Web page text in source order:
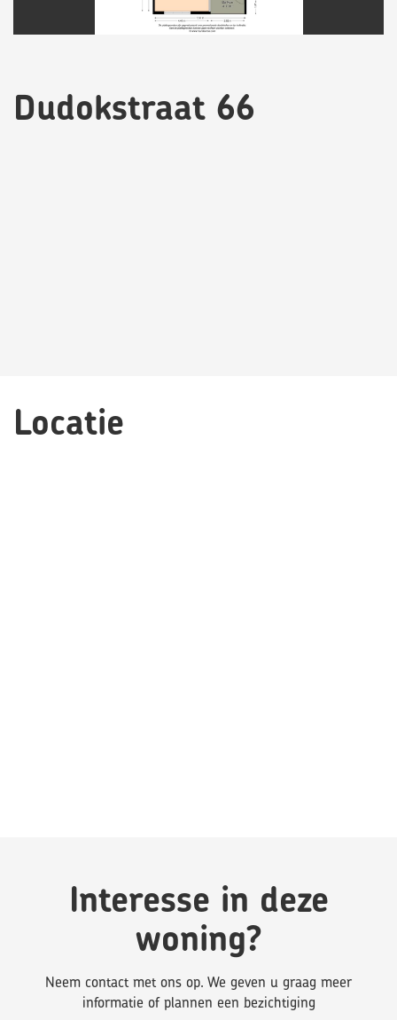
Dudokstraat 66
Locatie
Interesse in deze
woning?
Neem contact met ons op. We geven u graag meer
informatie of plannen een bezichtiging